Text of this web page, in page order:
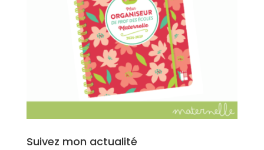
Suivez mon actualité